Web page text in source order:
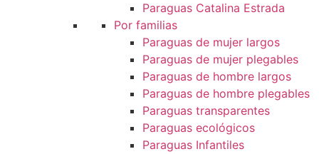
Paraguas Catalina Estrada
Por familias
Paraguas de mujer largos
Paraguas de mujer plegables
Paraguas de hombre largos
Paraguas de hombre plegables
Paraguas transparentes
Paraguas ecológicos
Paraguas Infantiles